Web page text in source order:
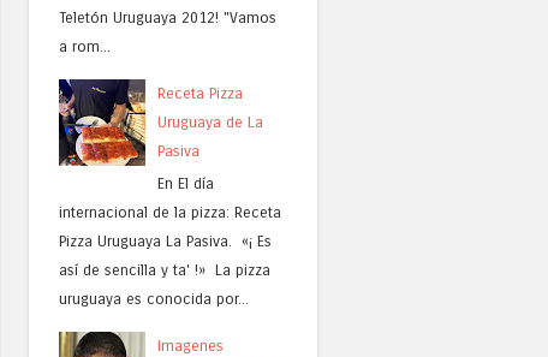
Teletón Uruguaya 2012! "Vamos
a rom...
Receta Pizza
Uruguaya de La
Pasiva
En El día
internacional de la pizza: Receta
Pizza Uruguaya La Pasiva. «¡ Es
así de sencilla y ta' !» La pizza
uruguaya es conocida por...
Imagenes